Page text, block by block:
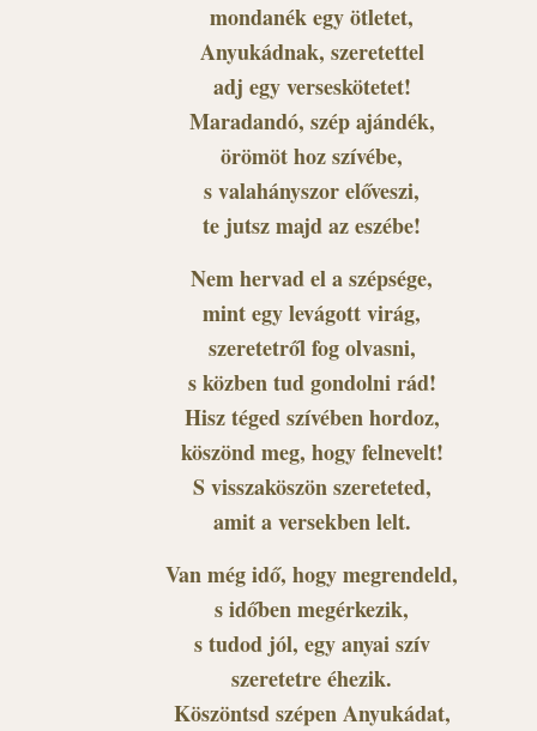
mondanék egy ötletet,
Anyukádnak, szeretettel
adj egy verseskötetet!
Maradandó, szép ajándék,
örömöt hoz szívébe,
s valahányszor előveszi,
te jutsz majd az eszébe!
Nem hervad el a szépsége,
mint egy levágott virág,
szeretetről fog olvasni,
s közben tud gondolni rád!
Hisz téged szívében hordoz,
köszönd meg, hogy felnevelt!
S visszaköszön szereteted,
amit a versekben lelt.
Van még idő, hogy megrendeld,
s időben megérkezik,
s tudod jól, egy anyai szív
szeretetre éhezik.
Köszöntsd szépen Anyukádat,